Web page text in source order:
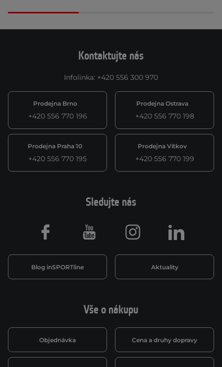
Kontaktujte nás
Infolinka: +420 556 300 970
Prodejna Brno
+420 556 770 196
Prodejna Ostrava
+420 556 770 198
Prodejna Praha 10
+420 556 770 195
Prodejna Vítkov
+420 556 770 199
Vše o nákupu
Objednávka Cena a druhy dopravy
Sledujte nás
Blog inSPORTline Aktuality
Facebook Youtube Instagram LinkedIn